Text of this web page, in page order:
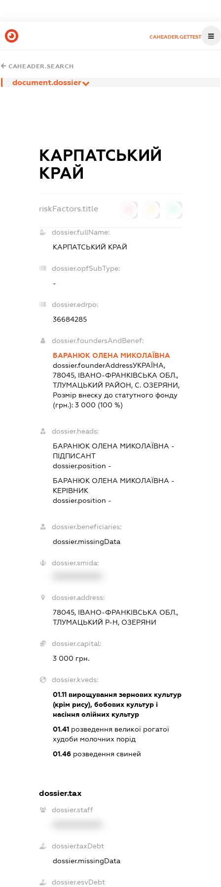
CAHEADER.GETTEST
CAHEADER.SEARCH
document.dossier
КАРПАТСЬКИЙ
КРАЙ
riskFactors.title
dossier.fullName:
КАРПАТСЬКИЙ КРАЙ
dossier.opfSubType:
-
dossier.edrpo:
36684285
dossier.foundersAndBenef:
БАРАНЮК ОЛЕНА МИКОЛАЇВНА
dossier.founderAddressУКРАЇНА,
78045, IВАНО-ФРАНКIВСЬКА ОБЛ.,
ТЛУМАЦЬКИЙ РАЙОН, С. ОЗЕРЯНИ,
Розмір внеску до статутного фонду
(грн.): 3 000 (100 %)
dossier.heads:
БАРАНЮК ОЛЕНА МИКОЛАЇВНА -
ПІДПИСАНТ
dossier.position -
БАРАНЮК ОЛЕНА МИКОЛАЇВНА -
КЕРІВНИК
dossier.position -
dossier.beneficiaries:
dossier.missingData
dossier.smida:
dossier.address:
78045, ІВАНО-ФРАНКІВСЬКА ОБЛ.,
ТЛУМАЦЬКИЙ Р-Н, ОЗЕРЯНИ
dossier.capital:
3 000 грн.
dossier.kveds:
01.11вирощування зернових культур
(крім рису), бобових культур і
насіння олійних культур
01.41розведення великої рогатої
худоби молочних порід
01.46розведення свиней
dossier.tax
dossier.staff
dossier.taxDebt
dossier.missingData
dossier.esvDebt